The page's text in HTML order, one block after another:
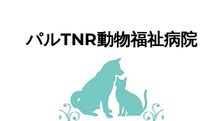
パルTNR動物福祉病院